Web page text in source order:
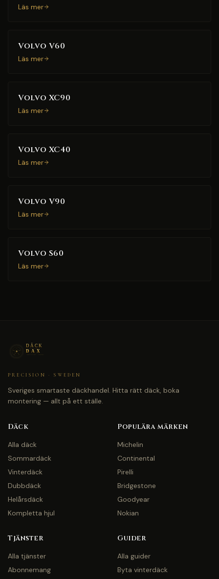
Läs mer
Volvo V60
Läs mer
Volvo XC90
Läs mer
Volvo XC40
Läs mer
Volvo V90
Läs mer
Volvo S60
Läs mer
PRECISION · SWEDEN
Sveriges smartaste däckhandel. Hitta rätt däck, boka
montering — allt på ett ställe.
Däck
Alla däck
Sommardäck
Vinterdäck
Dubbdäck
Helårsdäck
Kompletta hjul
Populära märken
Michelin
Continental
Pirelli
Bridgestone
Goodyear
Nokian
Tjänster
Alla tjänster
Abonnemang
Guider
Alla guider
Byta vinterdäck